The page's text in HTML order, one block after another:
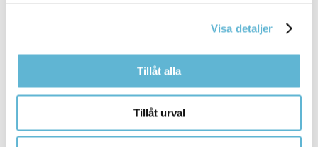
Visa detaljer
Tillåt alla
Tillåt urval